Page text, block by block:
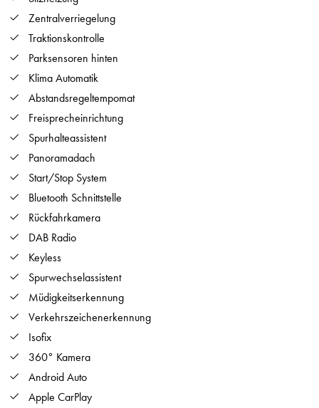
Zentralverriegelung
Traktionskontrolle
Parksensoren hinten
Klima Automatik
Abstandsregeltempomat
Freisprecheinrichtung
Spurhalteassistent
Panoramadach
Start/Stop System
Bluetooth Schnittstelle
Rückfahrkamera
DAB Radio
Keyless
Spurwechselassistent
Müdigkeitserkennung
Verkehrszeichenerkennung
Isofix
360° Kamera
Android Auto
Apple CarPlay